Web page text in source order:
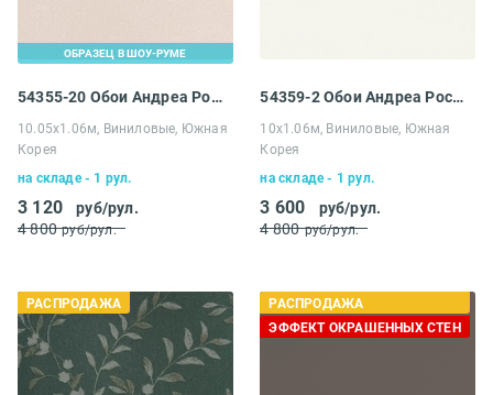
ОБРАЗЕЦ В ШОУ-РУМЕ
54355-20 Обои Андреа Росси Спектрум Плюс
10.05х1.06м, Виниловые, Южная
Корея
на складе - 1 рул.
3 120
руб/рул.
4 800 руб/рул.
54359-2 Обои Андреа Росси Спектрум Макс
10х1.06м, Виниловые, Южная
Корея
на складе - 1 рул.
3 600
руб/рул.
4 800 руб/рул.
РАСПРОДАЖА
РАСПРОДАЖА
ЭФФЕКТ ОКРАШЕННЫХ СТЕН